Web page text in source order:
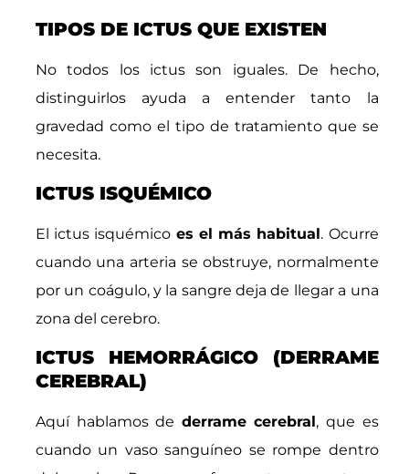
TIPOS DE ICTUS QUE EXISTEN
No todos los ictus son iguales. De hecho,
distinguirlos ayuda a entender tanto la
gravedad como el tipo de tratamiento que se
necesita.
ICTUS ISQUÉMICO
El ictus isquémico es el más habitual. Ocurre
cuando una arteria se obstruye, normalmente
por un coágulo, y la sangre deja de llegar a una
zona del cerebro.
ICTUS HEMORRÁGICO (DERRAME
CEREBRAL)
Aquí hablamos de derrame cerebral, que es
cuando un vaso sanguíneo se rompe dentro